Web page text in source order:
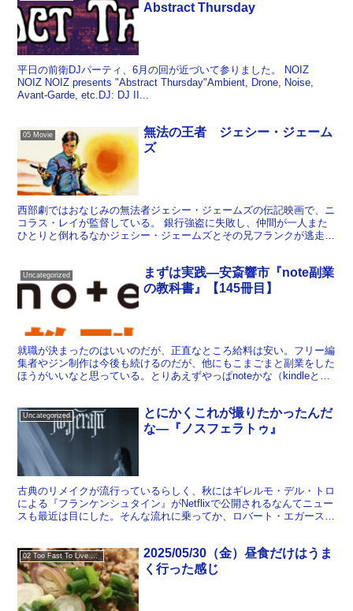
Abstract Thursday
平日の前衛DJパーティ、6月の回が近づいて参りました。 NOIZ
NOIZ NOIZ presents "Abstract Thursday"Ambient, Drone, Noise,
Avant-Garde, etc.DJ: DJ II...
05 Movie
無法の王者 ジェシー・ジェーム
ズ
西部劇ではおなじみの無法者ジェシー・ジェームズの伝記映画で、ニ
コラス・レイが監督している。 銀行強盗に失敗し、仲間が一人また
ひとりと倒れるなかジェシー・ジェームズとその兄フランクが逃走す
Uncategorized
まずは実践―安斎響市『note副業
の教科書』【145冊目】
就職が決まったのはいいのだが、正直なところ給料は安い。フリー編
集者やジン制作は今後も続けるのだが、他にもこまごまと副業をした
ほうがいいなと思っている。とりあえずやっぱnoteかな（kindleとい
Uncategorized
とにかくこれが撮りたかったんだ
な―『ノスフェラトゥ』
古典のリメイクが流行っているらしく、秋にはギレルモ・デル・トロ
による『フランケンシュタイン』がNetflixで公開されるなんてニュー
スも最近は目にした。そんな流れに乗ってか、ロバート・エガースの
02 Too Fast To Live Too Young To Die
2025/05/30（金）昼食だけはうま
く行った感じ